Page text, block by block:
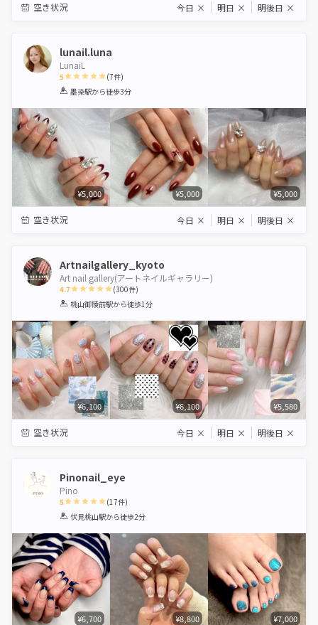
空き状況 今日 × 明日 × 明後日 ×
lunail.luna
LunaiL
5
1 2 3 4 5
(7件)
墨染駅から徒歩3分
¥5,000 ¥5,000 ¥5,000
空き状況 今日 × 明日 × 明後日 ×
Artnailgallery_kyoto
Art nail gallery(アートネイルギャラリー)
4.7
1 2 3 4 5
(300件)
桃山御陵前駅から徒歩1分
¥6,100 ¥6,100 ¥5,580
空き状況 今日 × 明日 × 明後日 ×
Pinonail_eye
Pino
5
1 2 3 4 5
(17件)
伏見桃山駅から徒歩2分
¥6,700 ¥8,800 ¥7,000